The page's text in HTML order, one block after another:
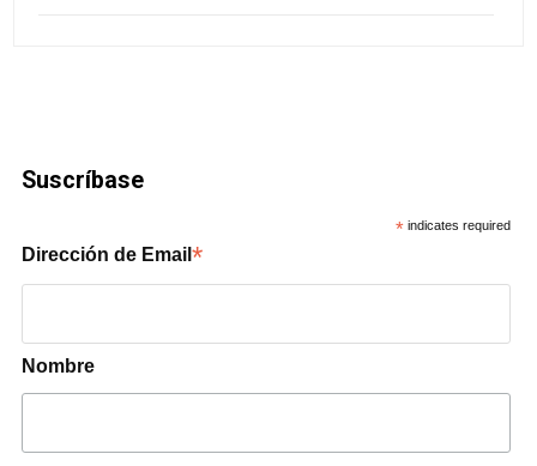
Suscríbase
* indicates required
Dirección de Email*
Nombre